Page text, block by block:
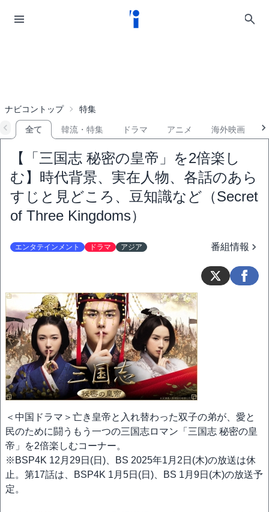
ナビコントップ 特集
全て 韓流・特集 ドラマ アニメ 海外映画
【「三国志 秘密の皇帝」を2倍楽し
む】時代背景、実在人物、各話のあら
すじと見どころ、豆知識など（Secret
of Three Kingdoms）
エンタテインメント ドラマ アジア 番組情報
＜中国ドラマ＞亡き皇帝と入れ替わった双子の弟が、愛と
民のために闘うもう一つの三国志ロマン「三国志 秘密の皇
帝」を2倍楽しむコーナー。
※BSP4K 12月29日(日)、BS 2025年1月2日(木)の放送は休
止。第17話は、BSP4K 1月5日(日)、BS 1月9日(木)の放送予
定。